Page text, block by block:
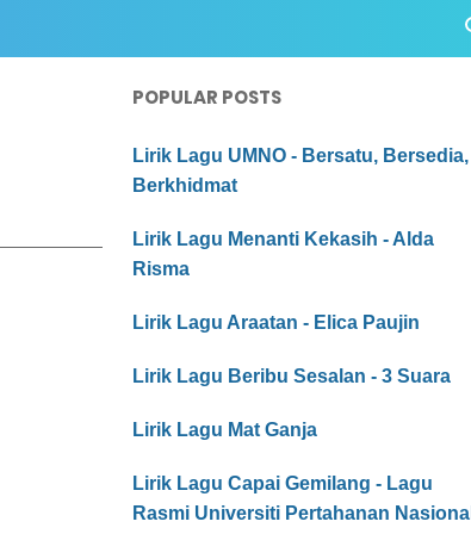
POPULAR POSTS
Lirik Lagu UMNO - Bersatu, Bersedia,
Berkhidmat
Lirik Lagu Menanti Kekasih - Alda
Risma
Lirik Lagu Araatan - Elica Paujin
Lirik Lagu Beribu Sesalan - 3 Suara
Lirik Lagu Mat Ganja
Lirik Lagu Capai Gemilang - Lagu
Rasmi Universiti Pertahanan Nasional